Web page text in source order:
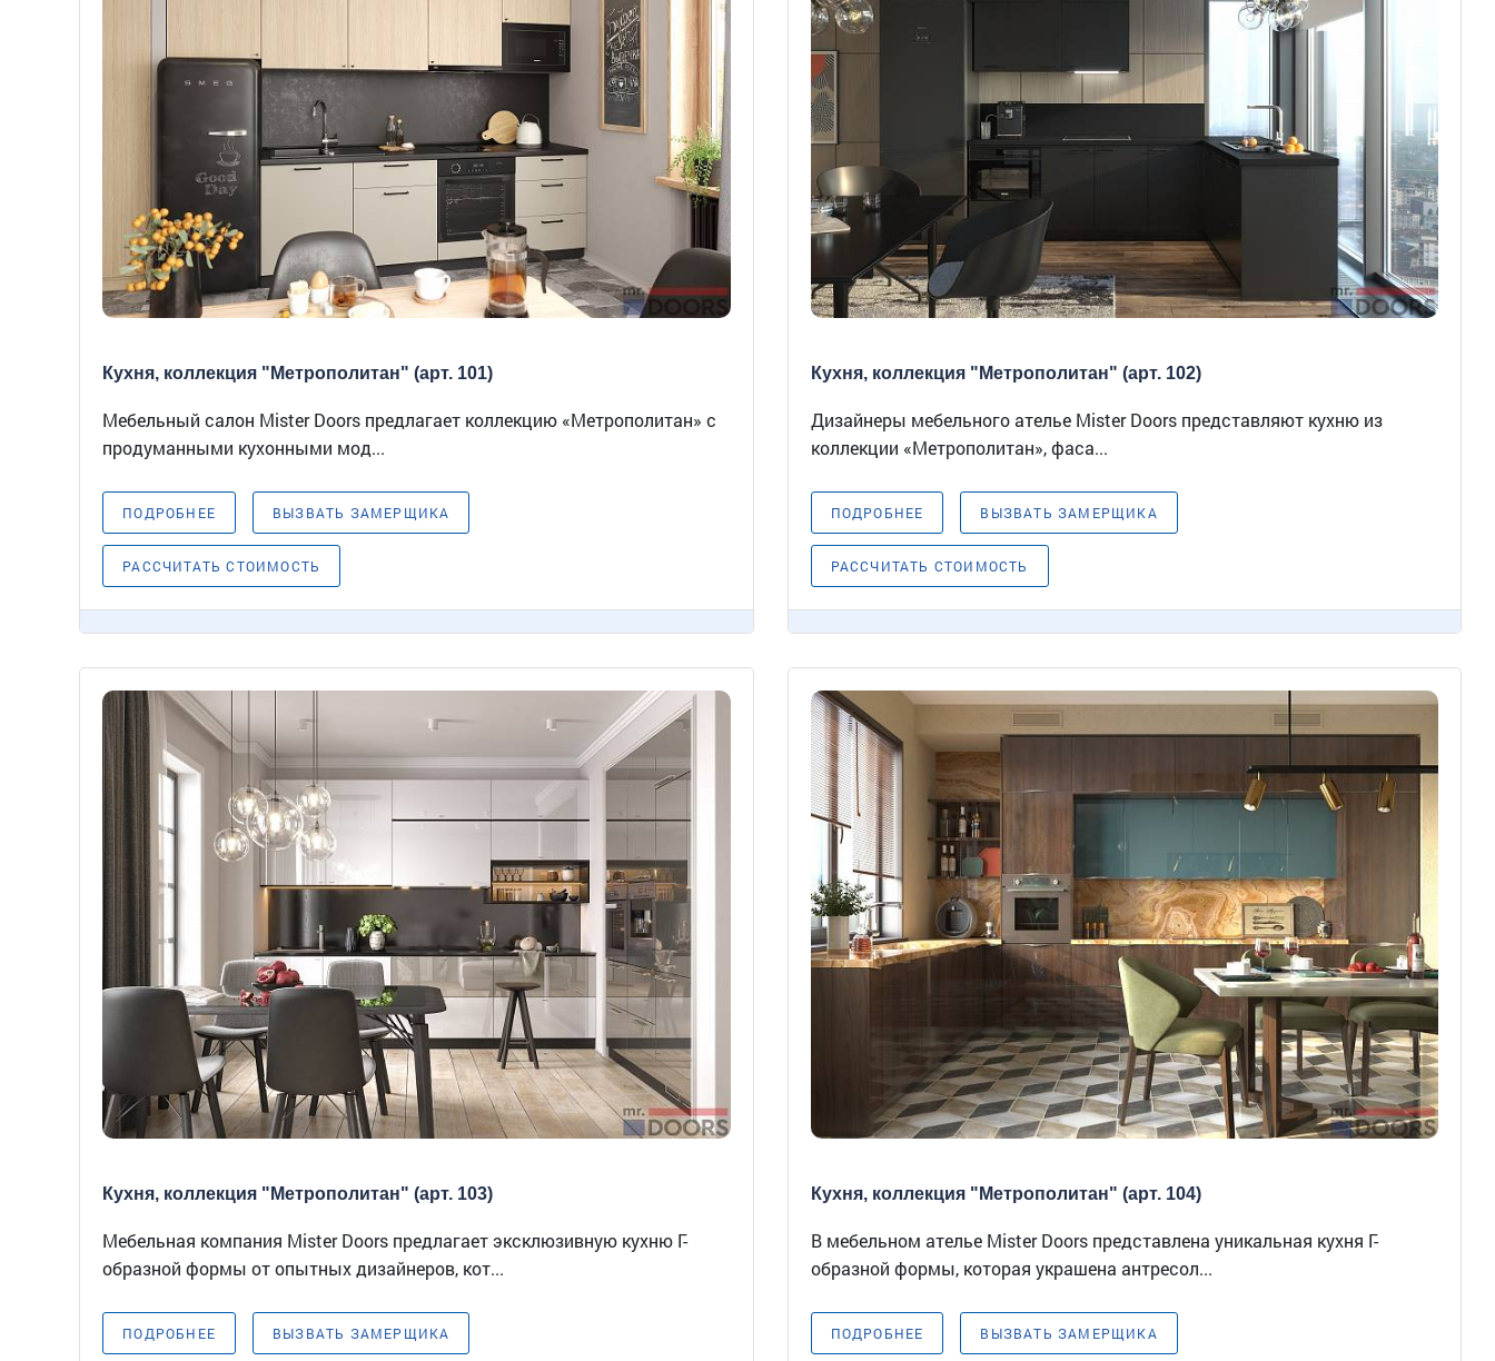
Кухня, коллекция "Метрополитан" (арт. 101)
Мебельный салон Mister Doors предлагает коллекцию «Метрополитан» с
продуманными кухонными мод...
ПОДРОБНЕЕ ВЫЗВАТЬ ЗАМЕРЩИКА
РАССЧИТАТЬ СТОИМОСТЬ
Кухня, коллекция "Метрополитан" (арт. 102)
Дизайнеры мебельного ателье Mister Doors представляют кухню из
коллекции «Метрополитан», фаса...
ПОДРОБНЕЕ ВЫЗВАТЬ ЗАМЕРЩИКА
РАССЧИТАТЬ СТОИМОСТЬ
Кухня, коллекция "Метрополитан" (арт. 103)
Мебельная компания Mister Doors предлагает эксклюзивную кухню Г-
образной формы от опытных дизайнеров, кот...
ПОДРОБНЕЕ ВЫЗВАТЬ ЗАМЕРЩИКА
Кухня, коллекция "Метрополитан" (арт. 104)
В мебельном ателье Mister Doors представлена уникальная кухня Г-
образной формы, которая украшена антресол...
ПОДРОБНЕЕ ВЫЗВАТЬ ЗАМЕРЩИКА